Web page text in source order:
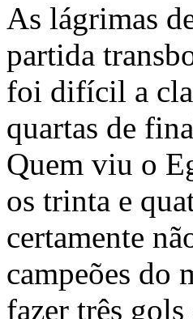
As lágrimas
partida
foi difícil a
quartas de
Quem viu o
os trinta e
certamente
campeões do
fazer três